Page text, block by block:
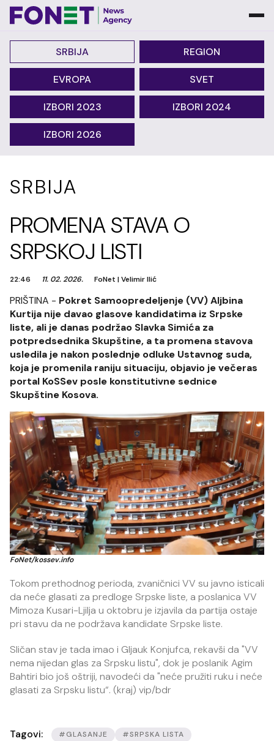
SRBIJA REGION
EVROPA SVET
IZBORI 2023 IZBORI 2024
IZBORI 2026
SRBIJA
PROMENA STAVA O
SRPSKOJ LISTI
22:46 11. 02. 2026. FoNet |Velimir Ilić
PRIŠTINA - Pokret Samoopredeljenje (VV) Aljbina
Kurtija nije davao glasove kandidatima iz Srpske
liste, ali je danas podržao Slavka Simića za
potpredsednika Skupštine, a ta promena stavova
usledila je nakon poslednje odluke Ustavnog suda,
koja je promenila raniju situaciju, objavio je večeras
portal KoSSev posle konstitutivne sednice
Skupštine Kosova.
FoNet/kossev.info
Tokom prethodnog perioda, zvaničnici VV su javno isticali
da neće glasati za predloge Srpske liste, a poslanica VV
Mimoza Kusari-Ljilja u oktobru je izjavila da partija ostaje
pri stavu da ne podržava kandidate Srpske liste.
Sličan stav je tada imao i Gljauk Konjufca, rekavši da "VV
nema nijedan glas za Srpsku listu", dok je poslanik Agim
Bahtiri bio još oštriji, navodeći da "neće pružiti ruku i neće
glasati za Srpsku listu“. (kraj) vip/bdr
Tagovi: #GLASANJE
#SRPSKA LISTA